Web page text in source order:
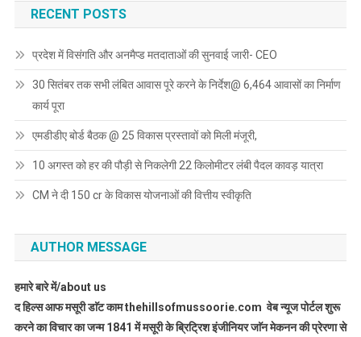
RECENT POSTS
प्रदेश में विसंगति और अनमैप्ड मतदाताओं की सुनवाई जारी- CEO
30 सितंबर तक सभी लंबित आवास पूरे करने के निर्देश@ 6,464 आवासों का निर्माण
कार्य पूरा
एमडीडीए बोर्ड बैठक @ 25 विकास प्रस्तावों को मिली मंजूरी,
10 अगस्त को हर की पौड़ी से निकलेगी 22 किलोमीटर लंबी पैदल कावड़ यात्रा
CM ने दी 150 cr के विकास योजनाओं की वित्तीय स्वीकृति
AUTHOR MESSAGE
हमारे बारे में/about us
द हिल्स आफ मसूरी डाॅट काम thehillsofmussoorie.com वेब न्यूज पोर्टल शुरू
करने का विचार का जन्म 1841 में मसूरी के ब्रिट्रिश इंजीनियर जाॅन मेकनन की प्रेरणा से